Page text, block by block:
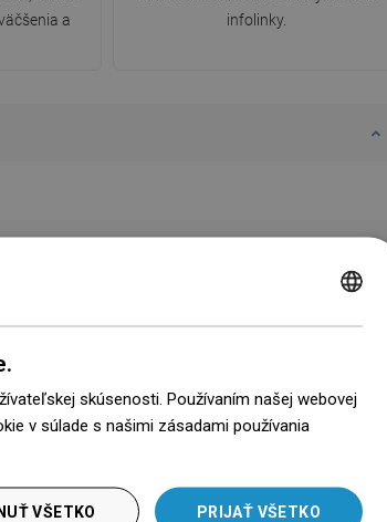
a
infolinky.
LITHUANIAN
skúsenosti. Používaním našej webovej
v súlade s našimi zásadami používania
PRIJAŤ VŠETKO
VŠETKO